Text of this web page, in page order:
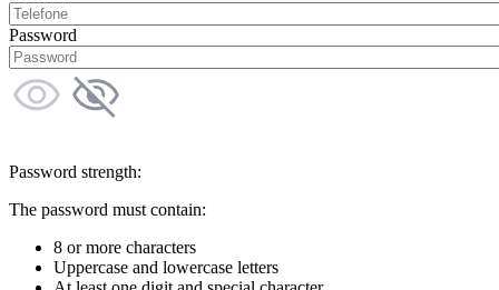
Password
Password strength:
The password must contain:
8 or more characters
Uppercase and lowercase letters